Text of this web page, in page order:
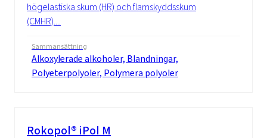
högelastiska skum (HR) och flamskyddsskum
(CMHR)....
Sammansättning
Alkoxylerade alkoholer, Blandningar,
Polyeterpolyoler, Polymera polyoler
Rokopol® iPol M